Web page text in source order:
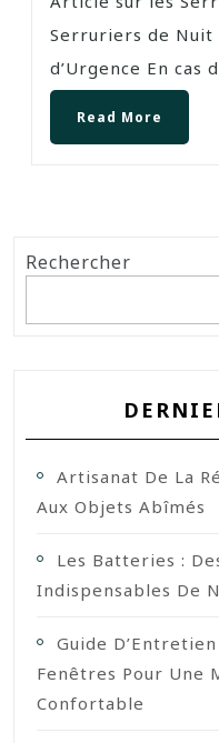
Serruriers de Nuit
d’Urgence En cas
Read More
Rechercher
Artisanat De La
Aux Objets Abîmés
Les Batteries :
Indispensables De
Guide
Fenêtres Pour Une
Confortable